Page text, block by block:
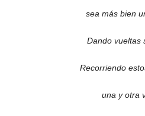
sea más bien
Dando vueltas
Recorriendo
una y otra